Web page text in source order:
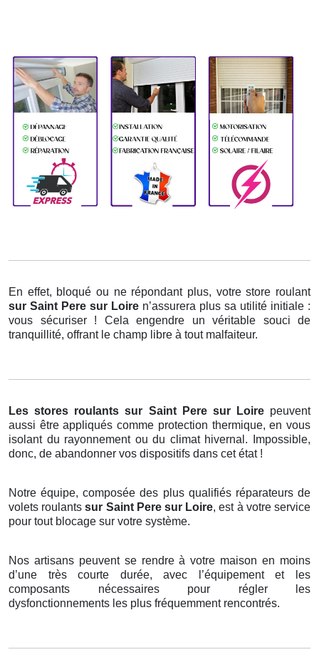
En effet, bloqué ou ne répondant plus, votre store roulant
sur Saint Pere sur Loire n’assurera plus sa utilité initiale :
vous sécuriser ! Cela engendre un véritable souci de
tranquillité, offrant le champ libre à tout malfaiteur.
Les stores roulants sur Saint Pere sur Loire peuvent
aussi être appliqués comme protection thermique, en vous
isolant du rayonnement ou du climat hivernal. Impossible,
donc, de abandonner vos dispositifs dans cet état !
Notre équipe, composée des plus qualifiés réparateurs de
volets roulantssur Saint Pere sur Loire, est à votre service
pour tout blocage sur votre système.
Nos artisans peuvent se rendre à votre maison en moins
d’une très courte durée, avec l’équipement et les
composants nécessaires pour régler les
dysfonctionnements les plus fréquemment rencontrés.